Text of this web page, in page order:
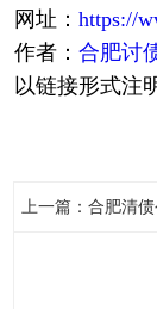
网址： https://
作者： 合肥讨
以链接形式注
上一篇： 合肥清债公司成功调解一